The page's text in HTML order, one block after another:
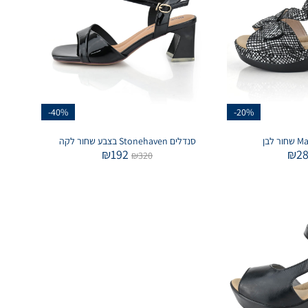
-20%
₪
-40%
סנדלים Stonehaven בצבע שחור לקה
₪320
₪192